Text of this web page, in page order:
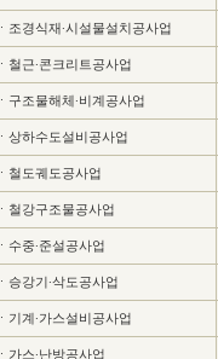
ㆍ조경식재∙시설물설치공사업
ㆍ철근∙콘크리트공사업
ㆍ구조물해체∙비계공사업
ㆍ상하수도설비공사업
ㆍ철도궤도공사업
ㆍ철강구조물공사업
ㆍ수중∙준설공사업
ㆍ승강기∙삭도공사업
ㆍ기계∙가스설비공사업
ㆍ가스∙난방공사업